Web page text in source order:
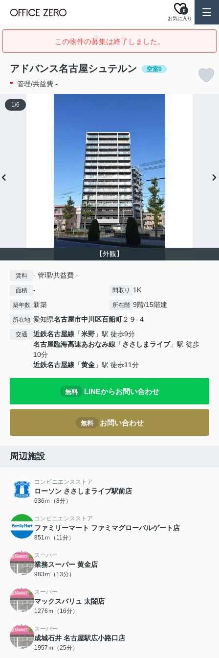
お気に入り
0
この物件の募集は終了しました。
アドバンス名古屋シュテルン 空室0
- 管理/共益費 -
【外観】
1/6
賃料 - 管理/共益費 -
面積 - 間取り 1K
築年数 新築 所在階 9階/15階建
所在地 愛知県名古屋市中川区百船町２９-４
交通 近鉄名古屋線 「米野 」駅 徒歩9分
名古屋臨海高速あおなみ線 「ささしまライブ」駅 徒歩
10分
近鉄名古屋線 「黄金 」駅 徒歩11分
無料 LINEからお問い合わせ
無料 お問い合わせ
周辺施設
コンビニエンスストア
ローソン ささしまライブ駅前店
636ｍ（8分）
コンビニエンスストア
ファミリーマート ファミマグローバルゲート店
851ｍ（11分）
スーパー
業務スーパー 黄金店
983ｍ（13分）
スーパー
マックスバリュ 太閤店
1276ｍ（16分）
スーパー
成城石井 名古屋駅広小路口店
1957ｍ（25分）